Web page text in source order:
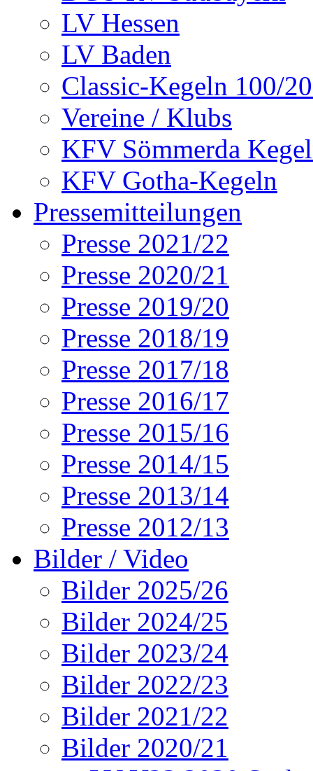
LV Hessen
LV Baden
Classic-Kegeln 100/
Vereine / Klubs
KFV Sömmerda
KFV Gotha-Kegeln
Pressemitteilungen
Presse 2021/22
Presse 2020/21
Presse 2019/20
Presse 2018/19
Presse 2017/18
Presse 2016/17
Presse 2015/16
Presse 2014/15
Presse 2013/14
Presse 2012/13
Bilder / Video
Bilder 2025/26
Bilder 2024/25
Bilder 2023/24
Bilder 2022/23
Bilder 2021/22
Bilder 2020/21